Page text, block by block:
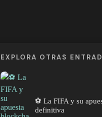
EXPLORA OTRAS
⚽ La FIFA y su
definitiva